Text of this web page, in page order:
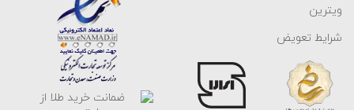
ویترین
شرایط تعویض